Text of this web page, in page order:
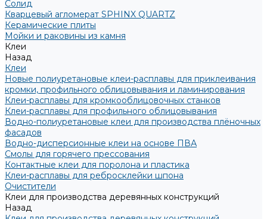
Солид
Кварцевый агломерат SPHINX QUARTZ
Керамические плиты
Мойки и раковины из камня
Клеи
Назад
Клеи
Новые полиуретановые клеи-расплавы для приклеивания
кромки, профильного облицовывания и ламинирования
Клеи-расплавы для кромкооблицовочных станков
Клеи-расплавы для профильного облицовывания
Водно-полиуретановые клеи для производства плёночных
фасадов
Водно-дисперсионные клеи на основе ПВА
Смолы для горячего прессования
Контактные клеи для поролона и пластика
Клеи-расплавы для ребросклейки шпона
Очистители
Клеи для производства деревянных конструкций
Назад